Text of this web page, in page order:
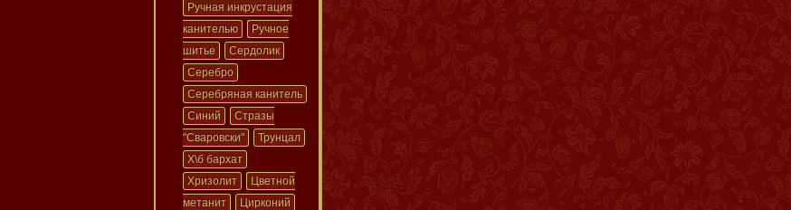
Ручная инкрустация
канителью
Ручное
шитье
Сердолик
Серебро
Серебряная канитель
Синий
Стразы
"Сваровски"
Трунцал
Х\б бархат
Хризолит
Цветной
метанит
Цирконий